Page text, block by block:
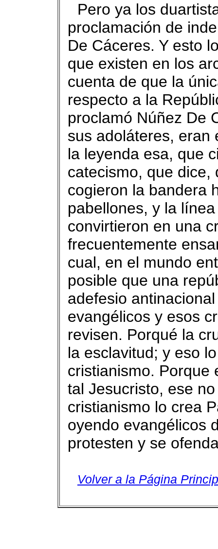
Pero ya los
proclamación de
De Cáceres. Y esto
que existen en los
cuenta de que la
respecto a la
proclamó Núñez De
sus adoláteres, eran
la leyenda esa, que
catecismo, que dice,
cogieron la bandera
pabellones, y la
convirtieron en una
frecuentemente
cual, en el mundo
posible que una
adefesio
evangélicos y esos
revisen. Porqué la
la esclavitud; y eso
cristianismo. Porque
tal Jesucristo, ese
cristianismo lo crea
oyendo evangélicos
protesten y se
Volver a la Página